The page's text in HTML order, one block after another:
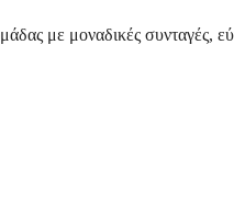
με μοναδικές συνταγές,